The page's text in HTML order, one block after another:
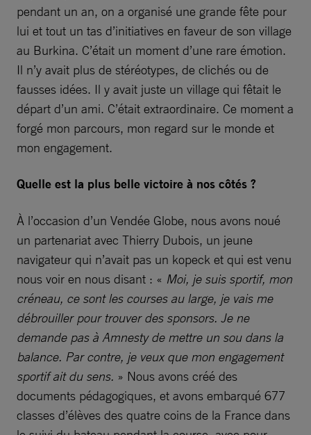
pendant un an, on a organisé une grande fête pour
lui et tout un tas d’initiatives en faveur de son village
au Burkina. C’était un moment d’une rare émotion.
Il n’y avait plus de stéréotypes, de clichés ou de
fausses idées. Il y avait juste un village qui fêtait le
départ d’un ami. C’était extraordinaire. Ce moment a
forgé mon parcours, mon regard sur le monde et
mon engagement.
Quelle est la plus belle victoire à nos côtés ?
À l’occasion d’un Vendée Globe, nous avons noué
un partenariat avec Thierry Dubois, un jeune
navigateur qui n’avait pas un kopeck et qui est venu
nous voir en nous disant : « Moi, je suis sportif, mon
créneau, ce sont les courses au large, je vais me
débrouiller pour trouver des sponsors. Je ne
demande pas à Amnesty de mettre un sou dans la
balance. Par contre, je veux que mon engagement
sportif ait du sens. » Nous avons créé des
documents pédagogiques, et avons embarqué 677
classes d’élèves des quatre coins de la France dans